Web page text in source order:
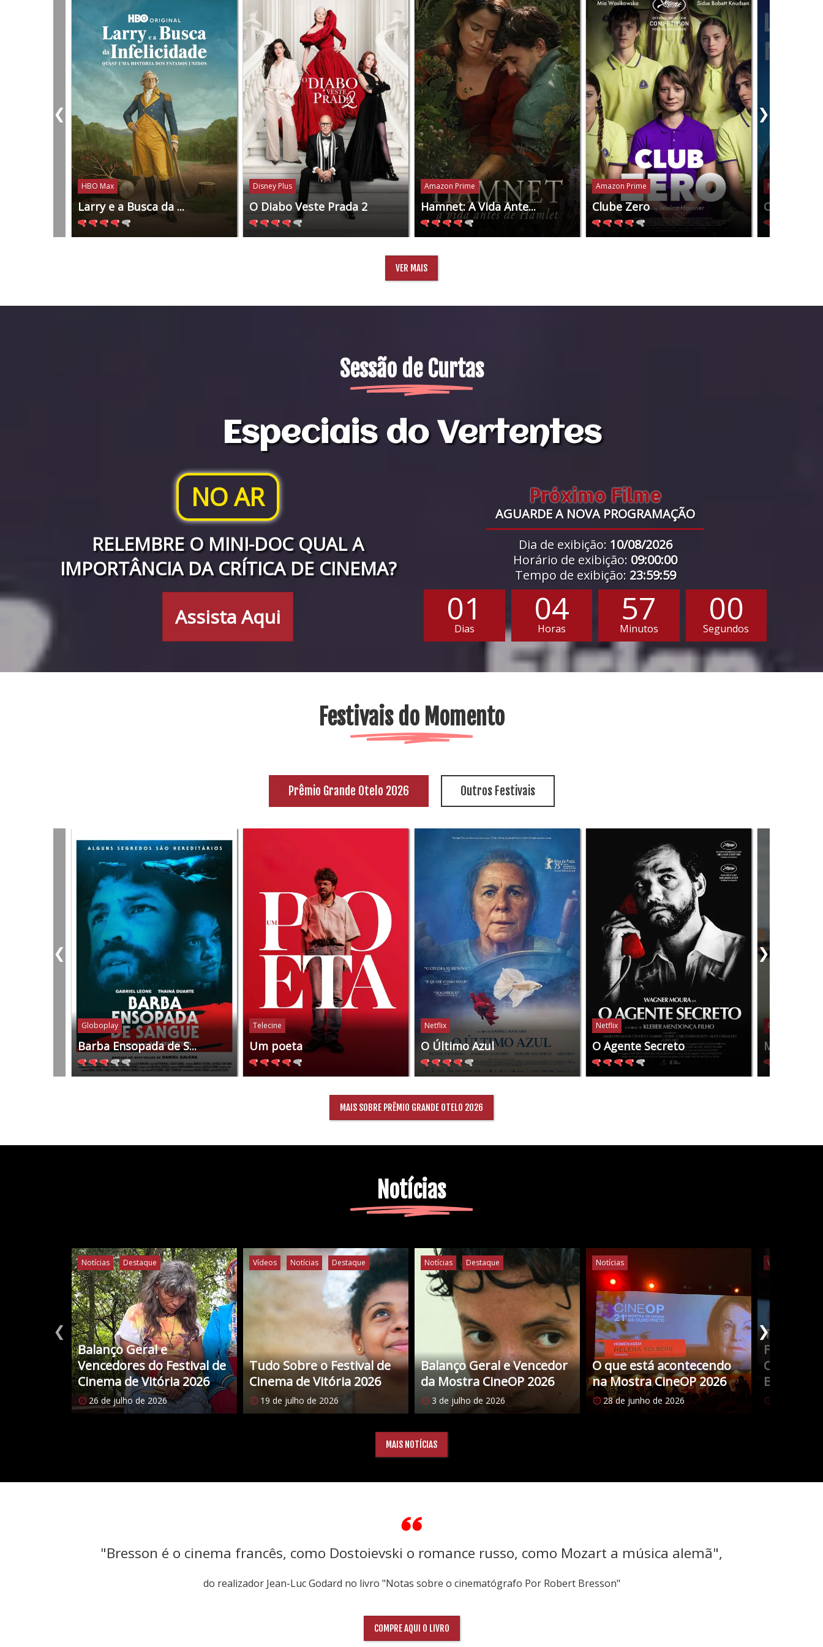
HBO Max
Larry e a Busca da ...
Disney Plus
O Diabo Veste Prada 2
Amazon Prime
Hamnet: A Vida Ante...
Amazon Prime
Clube Zero
Mubi
Os Anos
❮ ❯
VER MAIS
Sessão de Curtas
Especiais do Vertentes
NO AR
RELEMBRE O MINI-DOC QUAL A
IMPORTÂNCIA DA CRÍTICA DE CINEMA?
Assista Aqui
Próximo Filme
AGUARDE A NOVA PROGRAMAÇÃO
Dia de exibição: 10/08/2026
Horário de exibição: 09:00:00
Tempo de exibição: 23:59:59
01
Dias 04
Horas 56
Minutos 58
Segundos
Festivais do Momento
Prêmio Grande Otelo 2026 Outros Festivais
Globoplay
Barba Ensopada de S...
Telecine
Um poeta
Netflix
O Último Azul
Netflix
O Agente Secreto
Globoplay
Manas
❮ ❯
MAIS SOBRE PRÊMIO GRANDE OTELO 2026
Notícias
Notícias Destaque
Balanço Geral e
Vencedores do Festival de
Cinema de Vitória 2026
26 de julho de 2026
Vídeos Notícias Destaque
Tudo Sobre o Festival de
Cinema de Vitória 2026
19 de julho de 2026
Notícias Destaque
Balanço Geral e Vencedor
da Mostra CineOP 2026
3 de julho de 2026
Notícias
O que está acontecendo
na Mostra CineOP 2026
28 de junho de 2026
Vídeos
Tudo
Filmes
Cristina
Brasileiro
❮ ❯
MAIS NOTÍCIAS
"Bresson é o cinema francês, como Dostoievski o romance russo, como Mozart a música alemã",
do realizador Jean-Luc Godard no livro "Notas sobre o cinematógrafo Por Robert Bresson"
COMPRE AQUI O LIVRO